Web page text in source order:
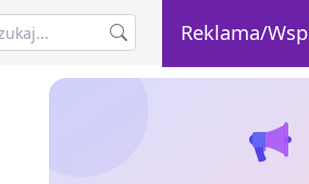
Reklama/